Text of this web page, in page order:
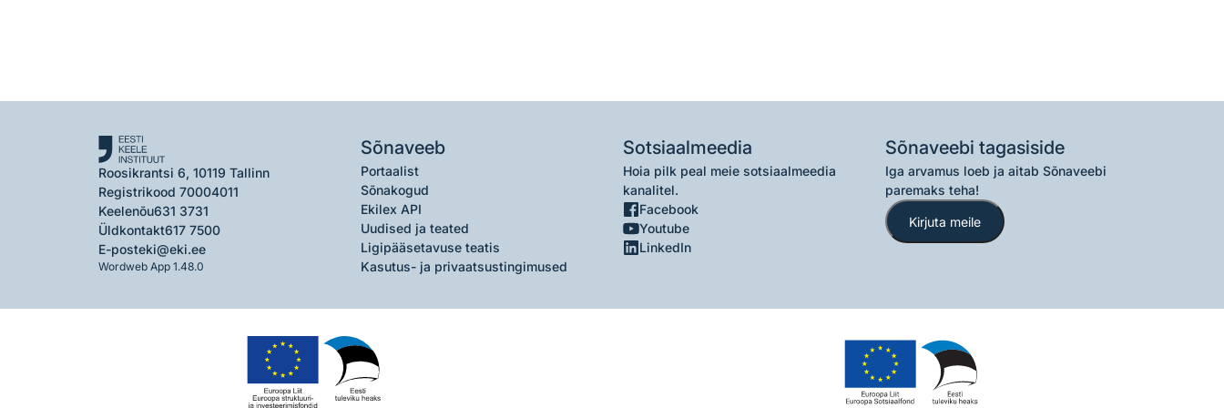
Roosikrantsi 6, 10119 Tallinn
Registrikood 70004011
Keelenõu631 3731
Üldkontakt617 7500
E-posteki@eki.ee
Wordweb App 1.48.0
Sõnaveeb
Portaalist
Sõnakogud
Ekilex API
Uudised ja teated
Ligipääsetavuse teatis
Kasutus- ja privaatsustingimused
Sotsiaalmeedia
Hoia pilk peal meie sotsiaalmeedia
kanalitel.
Facebook
Youtube
LinkedIn
Sõnaveebi tagasiside
Iga arvamus loeb ja aitab Sõnaveebi
paremaks teha!
Kirjuta meile